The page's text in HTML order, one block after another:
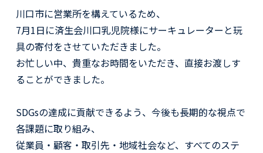
川口市に営業所を構えているため、
7月1日に済生会川口乳児院様にサーキュレーターと玩
具の寄付をさせていただきました。
お忙しい中、貴重なお時間をいただき、直接お渡しす
ることができました。
SDGsの達成に貢献できるよう、今後も長期的な視点で
各課題に取り組み、
従業員・顧客・取引先・地域社会など、すべてのステ